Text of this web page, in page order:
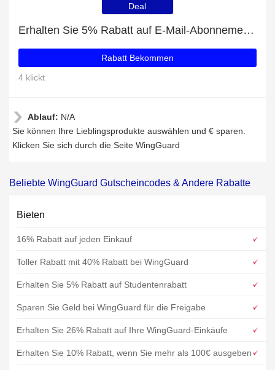
Deal
Erhalten Sie 5% Rabatt auf E-Mail-Abonnements
Rabatt Bekommen
4 klickt
Ablauf: N/A
Sie können Ihre Lieblingsprodukte auswählen und € sparen.
Klicken Sie sich durch die Seite WingGuard
Beliebte WingGuard Gutscheincodes & Andere Rabatte
Bieten
16% Rabatt auf jeden Einkauf
Toller Rabatt mit 40% Rabatt bei WingGuard
Erhalten Sie 5% Rabatt auf Studentenrabatt
Sparen Sie Geld bei WingGuard für die Freigabe
Erhalten Sie 26% Rabatt auf Ihre WingGuard-Einkäufe
Erhalten Sie 10% Rabatt, wenn Sie mehr als 100€ ausgeben